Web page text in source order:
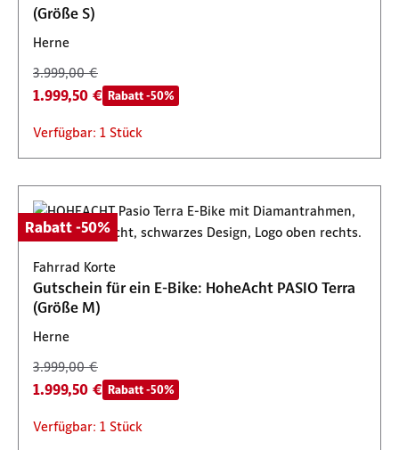
(Größe S)
Herne
3.999,00 €
1.999,50 € Rabatt -50%
Verfügbar: 1 Stück
Rabatt -50%
Fahrrad Korte
Gutschein für ein E-Bike: HoheAcht PASIO Terra
(Größe M)
Herne
3.999,00 €
1.999,50 € Rabatt -50%
Verfügbar: 1 Stück